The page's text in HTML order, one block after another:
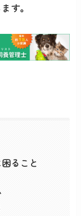
す。
ること